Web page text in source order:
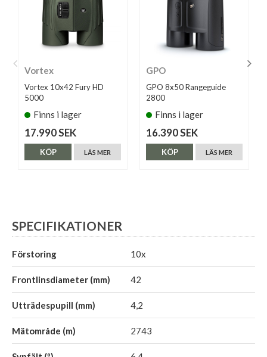
Vortex
Vortex 10x42 Fury HD
5000
Finns i lager
17.990 SEK
LÄS MER
KÖP
GPO
GPO 8x50 Rangeguide
2800
Finns i lager
16.390 SEK
LÄS MER
KÖP
SPECIFIKATIONER
Förstoring 10x
Frontlinsdiameter (mm) 42
Utträdespupill (mm) 4,2
Mätområde (m) 2743